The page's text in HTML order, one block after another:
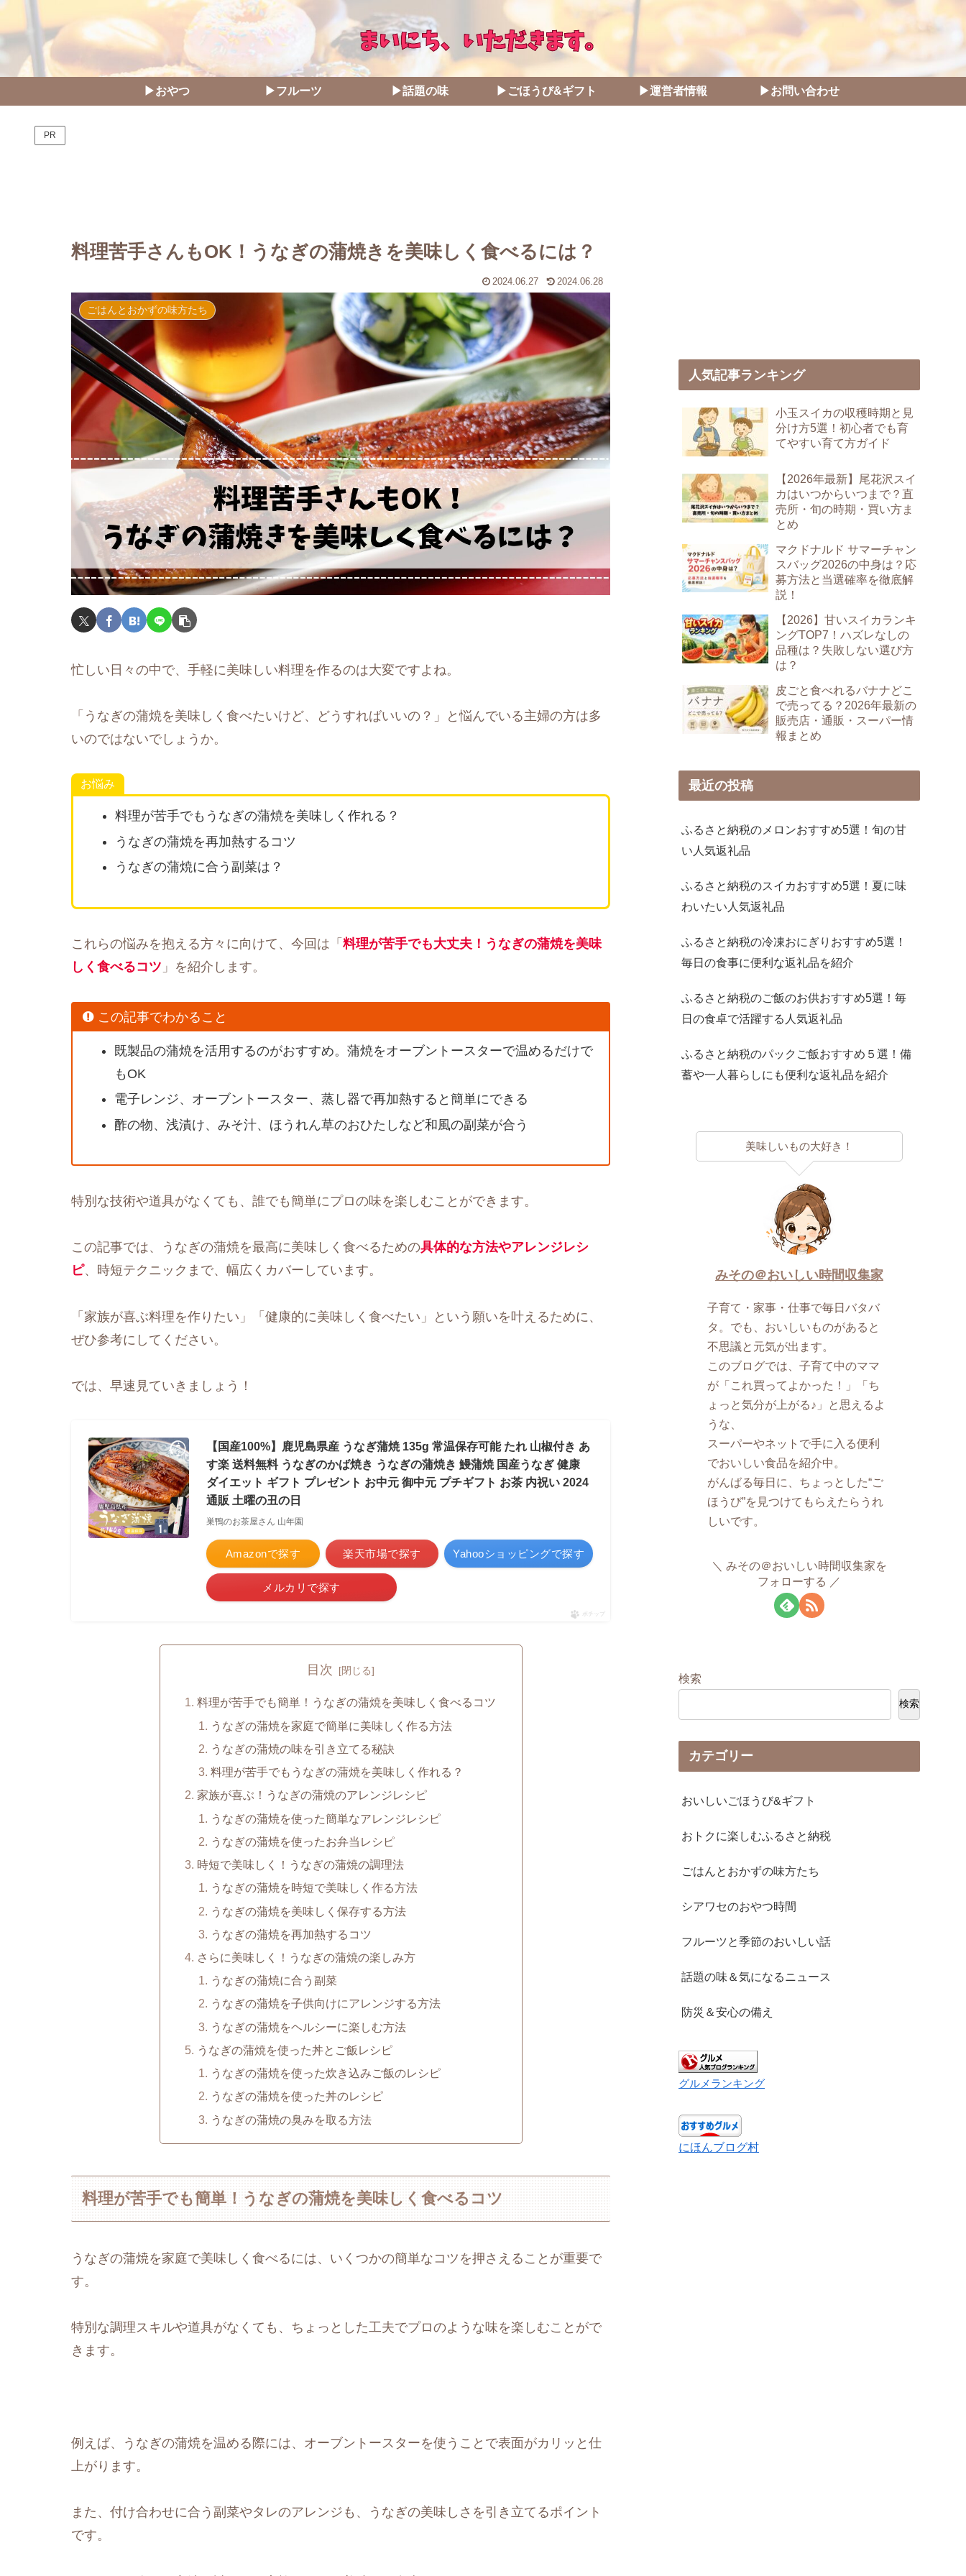
▶おやつ ▶フルーツ ▶話題の味 ▶ごほうび&ギフト ▶運営者情報 ▶お問い合わせ
PR
料理苦手さんもOK！うなぎの蒲焼きを美味しく食べるには？
2024.06.27 2024.06.28
ごはんとおかずの味方たち
忙しい日々の中で、手軽に美味しい料理を作るのは大変ですよね。
「うなぎの蒲焼を美味しく食べたいけど、どうすればいいの？」と悩んでいる主婦の方は多
いのではないでしょうか。
お悩み
料理が苦手でもうなぎの蒲焼を美味しく作れる？
うなぎの蒲焼を再加熱するコツ
うなぎの蒲焼に合う副菜は？
これらの悩みを抱える方々に向けて、今回は「 料理が苦手でも大丈夫！うなぎの蒲焼を美味
しく食べるコツ 」を紹介します。
この記事でわかること
既製品の蒲焼を活用するのがおすすめ。蒲焼をオーブントースターで温めるだけで
もOK
電子レンジ、オーブントースター、蒸し器で再加熱すると簡単にできる
酢の物、浅漬け、みそ汁、ほうれん草のおひたしなど和風の副菜が合う
特別な技術や道具がなくても、誰でも簡単にプロの味を楽しむことができます。
この記事では、うなぎの蒲焼を最高に美味しく食べるための具体的な方法やアレンジレシ
ピ、時短テクニックまで、幅広くカバーしています。
「家族が喜ぶ料理を作りたい」「健康的に美味しく食べたい」という願いを叶えるために、
ぜひ参考にしてください。
では、早速見ていきましょう！
【国産100%】鹿児島県産 うなぎ蒲焼 135g 常温保存可能 たれ 山椒付き あ
す楽 送料無料 うなぎのかば焼き うなぎの蒲焼き 鰻蒲焼 国産うなぎ 健康
ダイエット ギフト プレゼント お中元 御中元 プチギフト お茶 内祝い 2024
通販 土曜の丑の日
巣鴨のお茶屋さん 山年園
Amazonで探す 楽天市場で探す Yahooショッピングで探す
メルカリで探す
ポチップ
目次
料理が苦手でも簡単！うなぎの蒲焼を美味しく食べるコツ
うなぎの蒲焼を家庭で簡単に美味しく作る方法
うなぎの蒲焼の味を引き立てる秘訣
料理が苦手でもうなぎの蒲焼を美味しく作れる？
家族が喜ぶ！うなぎの蒲焼のアレンジレシピ
うなぎの蒲焼を使った簡単なアレンジレシピ
うなぎの蒲焼を使ったお弁当レシピ
時短で美味しく！うなぎの蒲焼の調理法
うなぎの蒲焼を時短で美味しく作る方法
うなぎの蒲焼を美味しく保存する方法
うなぎの蒲焼を再加熱するコツ
さらに美味しく！うなぎの蒲焼の楽しみ方
うなぎの蒲焼に合う副菜
うなぎの蒲焼を子供向けにアレンジする方法
うなぎの蒲焼をヘルシーに楽しむ方法
うなぎの蒲焼を使った丼とご飯レシピ
うなぎの蒲焼を使った炊き込みご飯のレシピ
うなぎの蒲焼を使った丼のレシピ
うなぎの蒲焼の臭みを取る方法
料理が苦手でも簡単！うなぎの蒲焼を美味しく食べるコツ
うなぎの蒲焼を家庭で美味しく食べるには、いくつかの簡単なコツを押さえることが重要で
す。
特別な調理スキルや道具がなくても、ちょっとした工夫でプロのような味を楽しむことがで
きます。
例えば、うなぎの蒲焼を温める際には、オーブントースターを使うことで表面がカリッと仕
上がります。
また、付け合わせに合う副菜やタレのアレンジも、うなぎの美味しさを引き立てるポイント
です。
人気記事ランキング
小玉スイカの収穫時期と見
分け方5選！初心者でも育
てやすい育て方ガイド
【2026年最新】尾花沢スイ
カはいつからいつまで？直
売所・旬の時期・買い方ま
とめ
マクドナルド サマーチャン
スバッグ2026の中身は？応
募方法と当選確率を徹底解
説！
【2026】甘いスイカランキ
ングTOP7！ハズレなしの
品種は？失敗しない選び方
は？
皮ごと食べれるバナナどこ
で売ってる？2026年最新の
販売店・通販・スーパー情
報まとめ
最近の投稿
ふるさと納税のメロンおすすめ5選！旬の甘
い人気返礼品
ふるさと納税のスイカおすすめ5選！夏に味
わいたい人気返礼品
ふるさと納税の冷凍おにぎりおすすめ5選！
毎日の食事に便利な返礼品を紹介
ふるさと納税のご飯のお供おすすめ5選！毎
日の食卓で活躍する人気返礼品
ふるさと納税のパックご飯おすすめ５選！備
蓄や一人暮らしにも便利な返礼品を紹介
美味しいもの大好き！
みその＠おいしい時間収集家
子育て・家事・仕事で毎日バタバ
タ。でも、おいしいものがあると
不思議と元気が出ます。
このブログでは、子育て中のママ
が「これ買ってよかった！」「ち
ょっと気分が上がる♪」と思えるよ
うな、
スーパーやネットで手に入る便利
でおいしい食品を紹介中。
がんばる毎日に、ちょっとした“ご
ほうび”を見つけてもらえたらうれ
しいです。
みその＠おいしい時間収集家を
フォローする
検索
検索
カテゴリー
おいしいごほうび&ギフト
おトクに楽しむふるさと納税
ごはんとおかずの味方たち
シアワセのおやつ時間
フルーツと季節のおいしい話
話題の味＆気になるニュース
防災＆安心の備え
グルメランキング
にほんブログ村